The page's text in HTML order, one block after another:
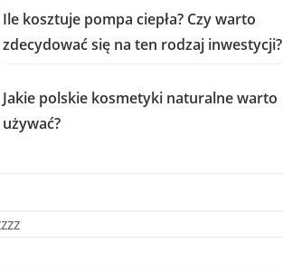
Ile kosztuje pompa ciepła? Czy warto
zdecydować się na ten rodzaj inwestycji?
Jakie polskie kosmetyki naturalne warto
używać?